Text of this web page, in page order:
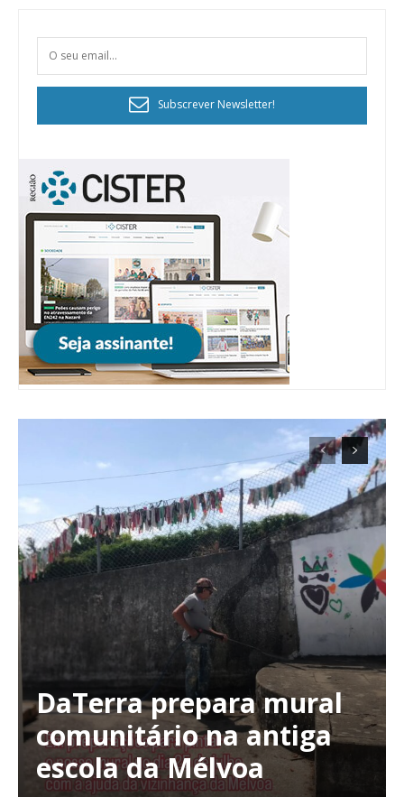
Planos de Assinatura
Faça-se assinante do Região de Cister e ajude-nos a manter este serviço
público!
Sendo assinante terá acesso a todos os conteúdos exclusivos e versões
digitais.
Escolha o plano de assinatura desejado:
ASSINATURA
IMPRESSA
Subscrever Newsletter!
DaTerra prepara mural
comunitário na antiga
escola da Mélvoa